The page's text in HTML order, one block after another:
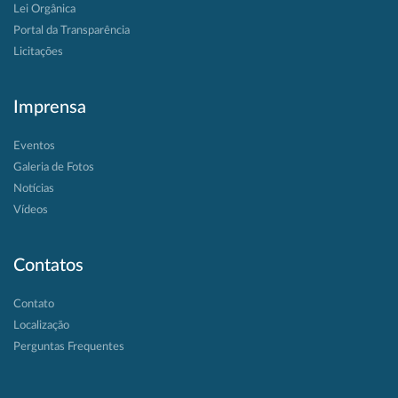
Lei Orgânica
Portal da Transparência
Licitações
Imprensa
Eventos
Galeria de Fotos
Notícias
Vídeos
Contatos
Contato
Localização
Perguntas Frequentes